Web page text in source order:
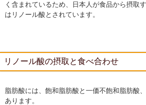
く含まれているため、日本人が食品から摂取
はリノール酸とされています。
リノール酸の摂取と食べ合わせ
脂肪酸には、飽和脂肪酸と一価不飽和脂肪酸
あります。